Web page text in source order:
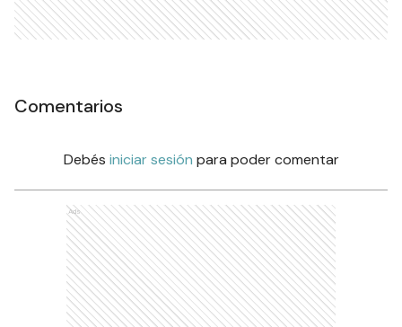
Comentarios
Debés iniciar sesión para poder comentar
Ads